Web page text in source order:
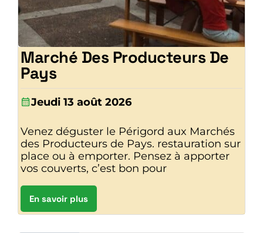
Marché Des Producteurs De
Pays
Jeudi 13 août 2026
Venez déguster le Périgord aux Marchés
des Producteurs de Pays. restauration sur
place ou à emporter. Pensez à apporter
vos couverts, c’est bon pour
En savoir plus